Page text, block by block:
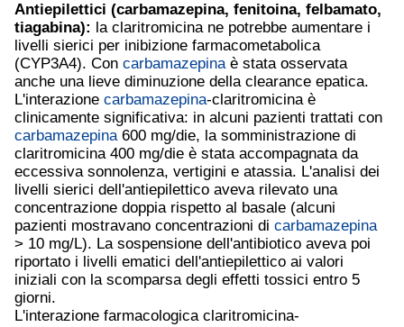
Antiepilettici (carbamazepina, fenitoina, felbamato,
tiagabina): la claritromicina ne potrebbe aumentare i
livelli sierici per inibizione farmacometabolica
(CYP3A4). Con carbamazepinaè stata osservata
anche una lieve diminuzione della clearance epatica.
L'interazione carbamazepina-claritromicina è
clinicamente significativa: in alcuni pazienti trattati con
carbamazepina600 mg/die, la somministrazione di
claritromicina 400 mg/die è stata accompagnata da
eccessiva sonnolenza, vertigini e atassia. L'analisi dei
livelli sierici dell'antiepilettico aveva rilevato una
concentrazione doppia rispetto al basale (alcuni
pazienti mostravano concentrazioni di carbamazepina
> 10 mg/L). La sospensione dell'antibiotico aveva poi
riportato i livelli ematici dell'antiepilettico ai valori
iniziali con la scomparsa degli effetti tossici entro 5
giorni.
L'interazione farmacologica claritromicina-